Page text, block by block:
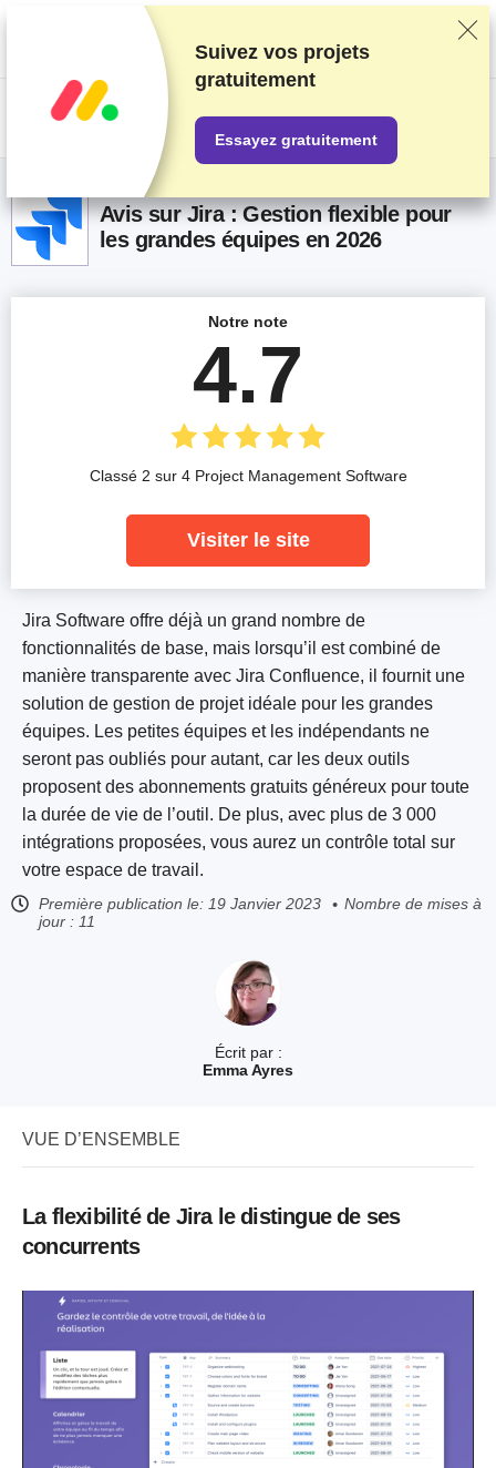
Nous classons nos produits sur la base de tests et de recherches
rigoureux, mais nous tenons également compte de vos commentaires et
des accords commerciaux conclus avec les fournisseurs. Cette page
contient des liens d'affiliation.Information sur la publicité
US$
Avis sur Jira : Gestion flexible pour
les grandes équipes en 2026
Écrit par :
Emma Ayres
Jira Software offre déjà un grand nombre de
fonctionnalités de base, mais lorsqu’il est combiné de
manière transparente avec Jira Confluence, il fournit une
solution de gestion de projet idéale pour les grandes
équipes. Les petites équipes et les indépendants ne
seront pas oubliés pour autant, car les deux outils
proposent des abonnements gratuits généreux pour toute
la durée de vie de l’outil. De plus, avec plus de 3 000
intégrations proposées, vous aurez un contrôle total sur
votre espace de travail.
Première publication le: 19 Janvier 2023
Nombre de mises à
jour : 11
Notre note
4.7
Classé 2 sur 4 Project Management Software
Visiter le site
VUE D’ENSEMBLE
La flexibilité de Jira le distingue de ses
concurrents
Suivez vos projets
gratuitement
Essayez gratuitement